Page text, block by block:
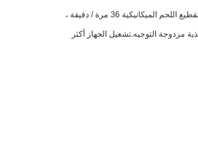
ب) كفاءة قطع عالية.سرعة تقطيع آلة تقطيع CNC هي 50 مرة / دقيقة ، وسرعة تقطيع آلة تقطيع اللحم الميكانيكية 36 مرة / دقيقة ،
، ويستخدم المغذي تغذية مزدوجة التوجيه.تشغيل الجهاز أكثر